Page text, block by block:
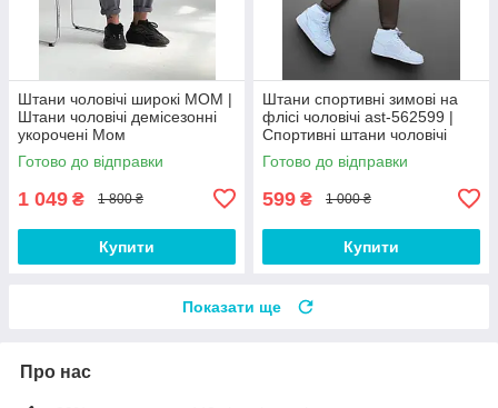
Штани чоловічі широкі МОМ |
Штани чоловічі демісезонні
укорочені Мом
Готово до відправки
1 049 ₴ 1 800 ₴
Купити
Штани спортивні зимові на
флісі чоловічі ast-562599 |
Спортивні штани чоловічі
теплі Люкс якості
Готово до відправки
599 ₴ 1 000 ₴
Купити
Показати ще
Про нас